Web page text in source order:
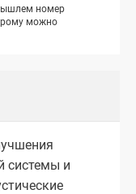
номер
можно
системы и